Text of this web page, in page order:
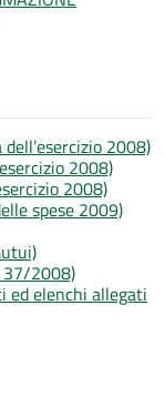
2008)
2008)
2008)
spese 2009)
37/2008)
ed elenchi allegati